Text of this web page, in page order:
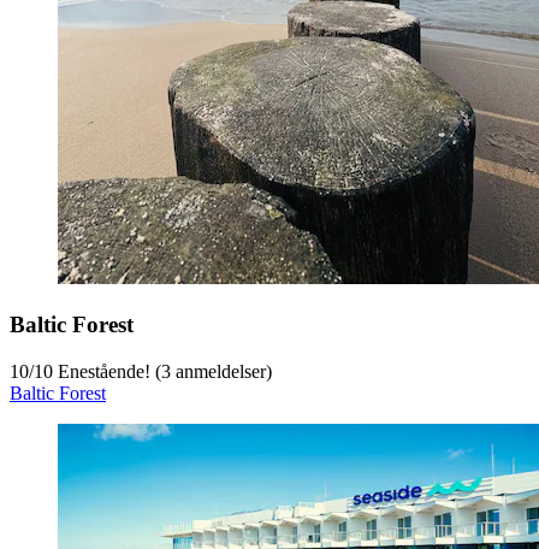
Baltic Forest
10/10 Enestående! (3 anmeldelser)
Baltic Forest